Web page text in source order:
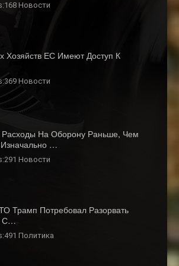
Новости
Хозяйств ЕС Имеют Доступ К
Новости
Расходы На Оборону Раньше, Чем
…
Новости
Трамп Потребовал Разорвать
С…
Политика